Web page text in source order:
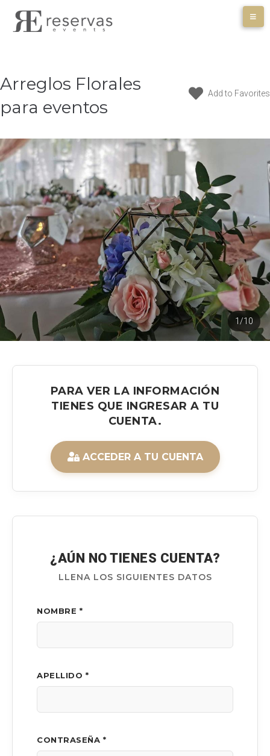
Arreglos Florales
para eventos
Add to Favorites
1/10
PARA VER LA INFORMACIÓN
TIENES QUE INGRESAR A TU
CUENTA.
ACCEDER A TU CUENTA
¿AÚN NO TIENES CUENTA?
LLENA LOS SIGUIENTES DATOS
NOMBRE *
APELLIDO *
CONTRASEÑA *